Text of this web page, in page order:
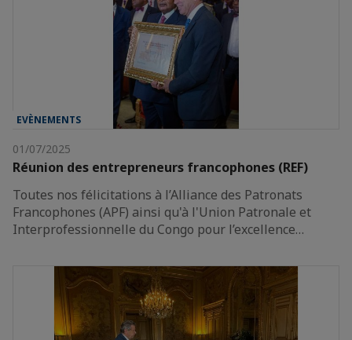
EVÈNEMENTS
01/07/2025
Réunion des entrepreneurs francophones (REF)
Toutes nos félicitations à l’Alliance des Patronats
Francophones (APF) ainsi qu'à l'Union Patronale et
Interprofessionnelle du Congo pour l’excellence…